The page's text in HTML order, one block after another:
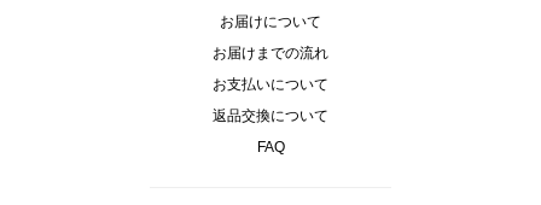
お届けについて
お届けまでの流れ
お支払いについて
返品交換について
FAQ